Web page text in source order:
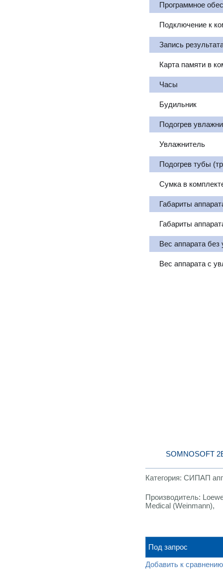
Программное
Подключение к
Запись
Карта памяти в
Часы
Будильник
Подогрев
Увлажнитель
Подогрев тубы
Сумка в
Габариты
Габариты
Вес аппарата без
Вес аппарата с
SOMNOSOFT
Категория: СИПАП
Производитель:
Medical (Weinmann),
Под запрос
Добавить к сравнению